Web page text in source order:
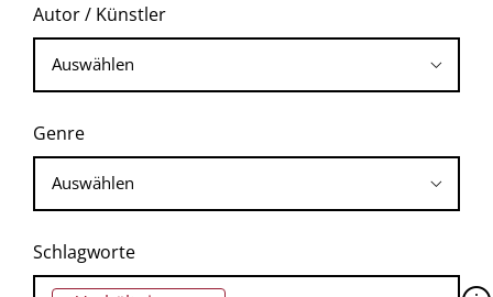
Autor / Künstler
Genre
Schlagworte